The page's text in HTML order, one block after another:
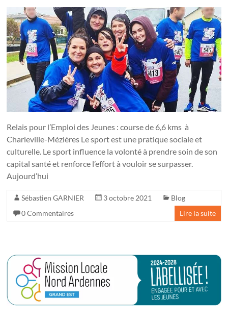
Relais pour l’Emploi des Jeunes : course de 6,6 kms à
Charleville-Mézières Le sport est une pratique sociale et
culturelle. Le sport influence la volonté à prendre soin de son
capital santé et renforce l’effort à vouloir se surpasser.
Aujourd’hui
Sébastien GARNIER 3 octobre 2021
Blog
0 Commentaires
Lire la suite